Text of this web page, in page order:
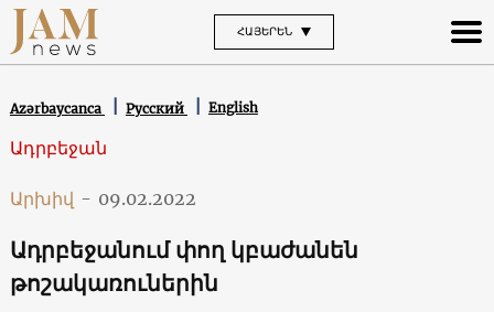
ՀԱՅԵՐԵՆ
Azərbaycanca Русский English
Ադրբեջան
Արխիվ - 09.02.2022
Ադրբեջանում փող կբաժանեն
թոշակառուներին